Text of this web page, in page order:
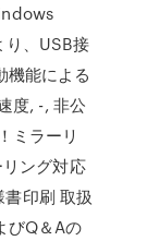
、USB接
機能による
度, -, 非公
ミラーリ
ング対応
印刷 取扱
びQ＆Aの